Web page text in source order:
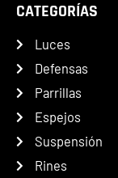
CATEGORÍAS
Luces
Defensas
Parrillas
Espejos
Suspensión
Rines